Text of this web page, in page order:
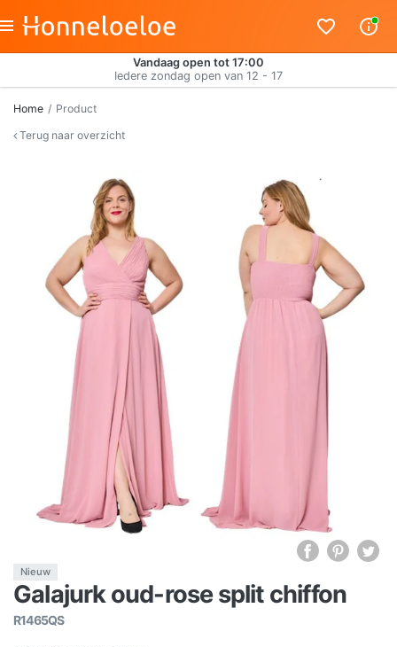
Vandaag open tot 17:00
Iedere zondag open van 12 - 17
Home
Product
Terug naar overzicht
Nieuw
Galajurk oud-rose split chiffon
R1465QS